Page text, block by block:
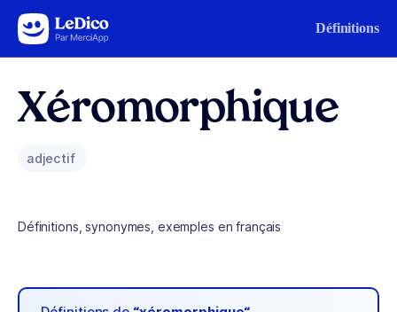
Aller au contenu Définitions
Xéromorphique
adjectif
Définitions, synonymes, exemples en français